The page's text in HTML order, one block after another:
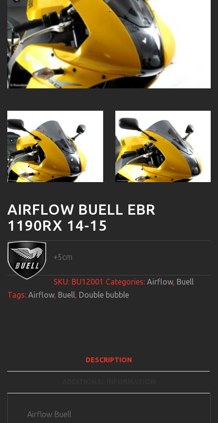
AIRFLOW BUELL EBR
1190RX 14-15
+5cm
SKU: BU12001 Categories: Airflow, Buell
Tags: Airflow, Buell, Double bubble
DESCRIPTION
Airflow Buell